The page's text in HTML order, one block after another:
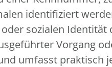
identifiziert
sozialen Identität
Vorgang
umfasst praktisch